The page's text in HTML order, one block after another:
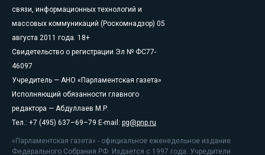
связи, информационных технологий и
массовых коммуникаций (Роскомнадзор) 05
августа 2011 года. 18+
Свидетельство о регистрации Эл № ФС77-
46097
Учредитель — АНО «Парламентская газета»
Исполняющий обязанности главного
редактора — Абдуллаев М.Р.
Тел.: +7 (495) 637–69–79 E-mail: pg@pnp.ru
«Парламентская газета» - официальное еженедельное издание
Федерального Собрания РФ. Издается с 1997 года. Учредители